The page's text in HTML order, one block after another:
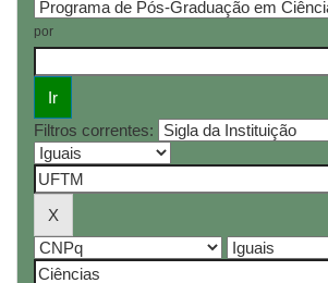
por
Filtros correntes: